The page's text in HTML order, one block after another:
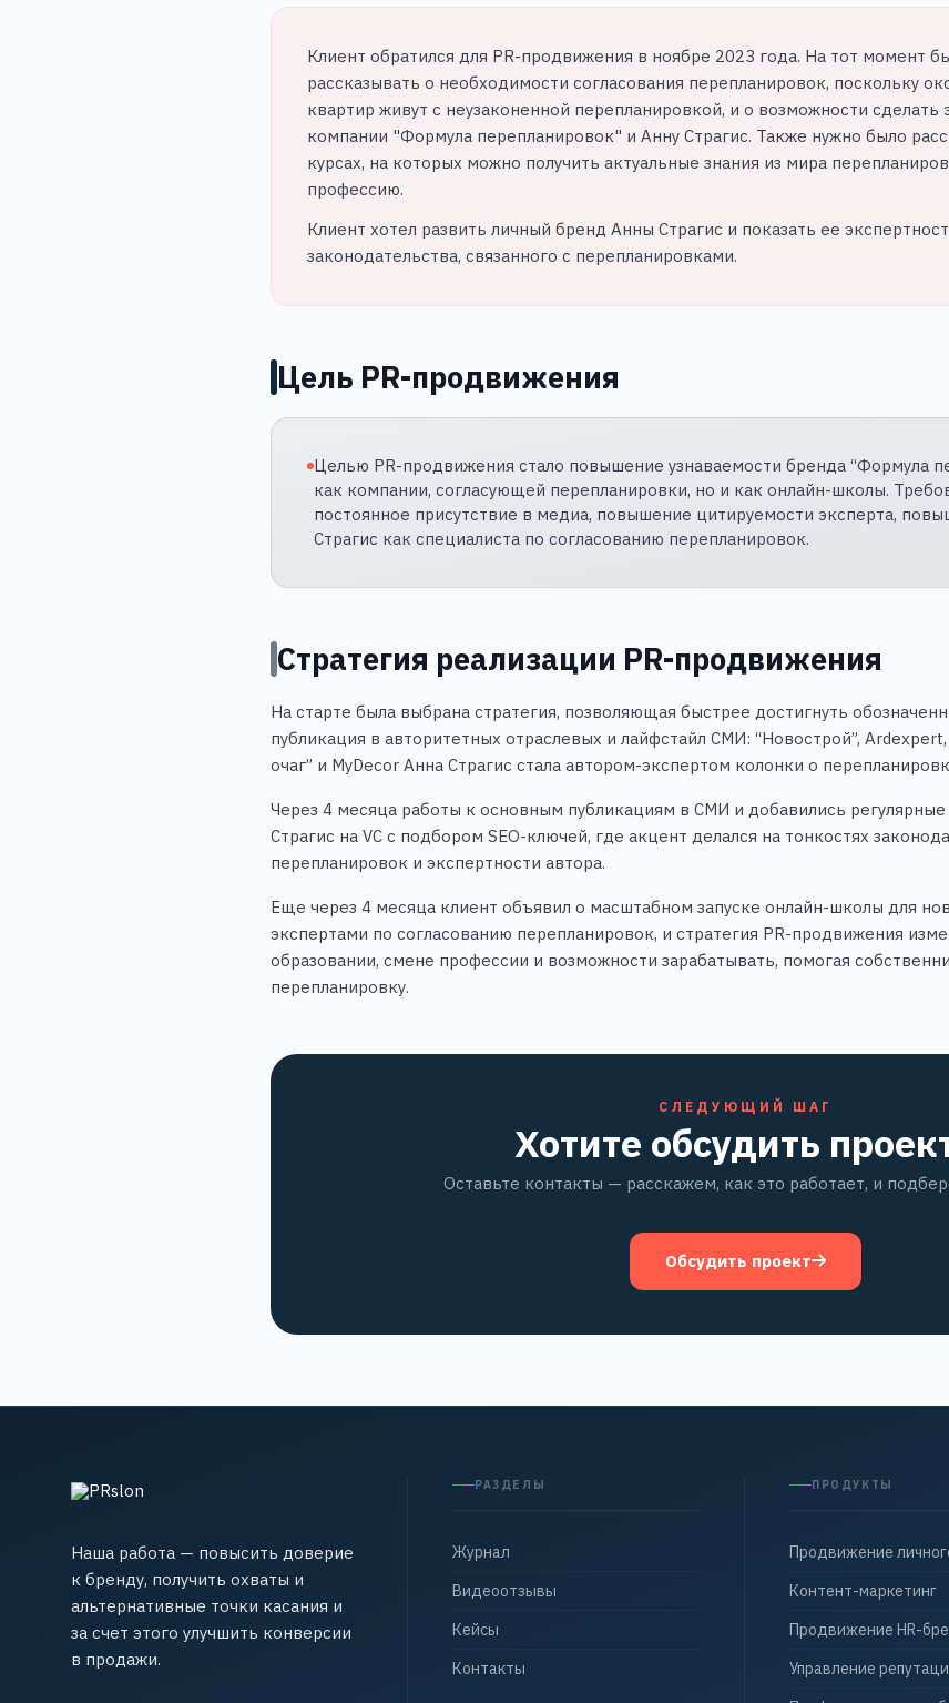
Клиент обратился для PR-продвижения в ноябре 2023 года. На тот момент
рассказывать о необходимости согласования перепланировок, поскольку
квартир живут с неузаконенной перепланировкой, и о возможности сделать
компании "Формула перепланировок" и Анну Страгис. Также нужно было
курсах, на которых можно получить актуальные знания из мира
профессию.
Клиент хотел развить личный бренд Анны Страгис и показать ее
законодательства, связанного с перепланировками.
Цель PR-продвижения
Целью PR-продвижения стало повышение узнаваемости бренда “Формула
как компании, согласующей перепланировки, но и как онлайн-школы.
постоянное присутствие в медиа, повышение цитируемости эксперта,
Страгис как специалиста по согласованию перепланировок.
Стратегия реализации PR-продвижения
На старте была выбрана стратегия, позволяющая быстрее достигнуть
публикация в авторитетных отраслевых и лайфстайл СМИ: “Новострой”,
очаг” и MyDecor Анна Страгис стала автором-экспертом колонки о
Через 4 месяца работы к основным публикациям в СМИ и добавились
Страгис на VC с подбором SEO-ключей, где акцент делался на тонкостях
перепланировок и экспертности автора.
Еще через 4 месяца клиент объявил о масштабном запуске онлайн-школы для
экспертами по согласованию перепланировок, и стратегия PR-продвижения
образовании, смене профессии и возможности зарабатывать, помогая
перепланировку.
СЛЕДУЮЩИЙ ШАГ
Хотите обсудить
Оставьте контакты — расскажем, как это работает, и
Обсудить проект
Наша работа — повысить доверие
к бренду, получить охваты и
альтернативные точки касания и
за счет этого улучшить конверсии
в продажи.
РАЗДЕЛЫ
Журнал
Видеоотзывы
Кейсы
Контакты
ПРОДУКТЫ
Продвижение
Контент-маркетинг
Продвижение HR-
Управление